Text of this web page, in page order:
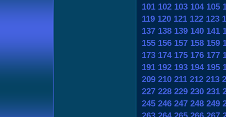
101 102 103 104 105
119 120 121 122 123
137 138 139 140 141
155 156 157 158 159
173 174 175 176 177
191 192 193 194 195
209 210 211 212 213
227 228 229 230 231
245 246 247 248 249